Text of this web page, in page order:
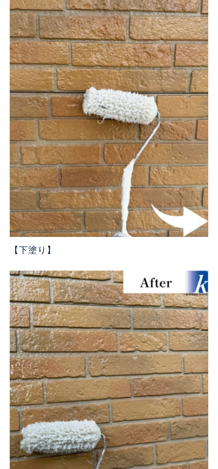
【下塗り 】